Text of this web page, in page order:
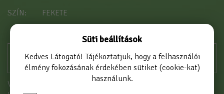
SZÍN FEKETE
Vásárláshoz kérjük jelentkezzen be!
Süti beállítások
Kedves Látogató! Tájékoztatjuk, hogy a felhasználói
élmény fokozásának érdekében sütiket (cookie-kat)
használunk.